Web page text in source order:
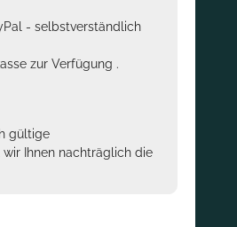
- selbstverständlich
zur Verfügung .
gültige
Ihnen nachträglich die